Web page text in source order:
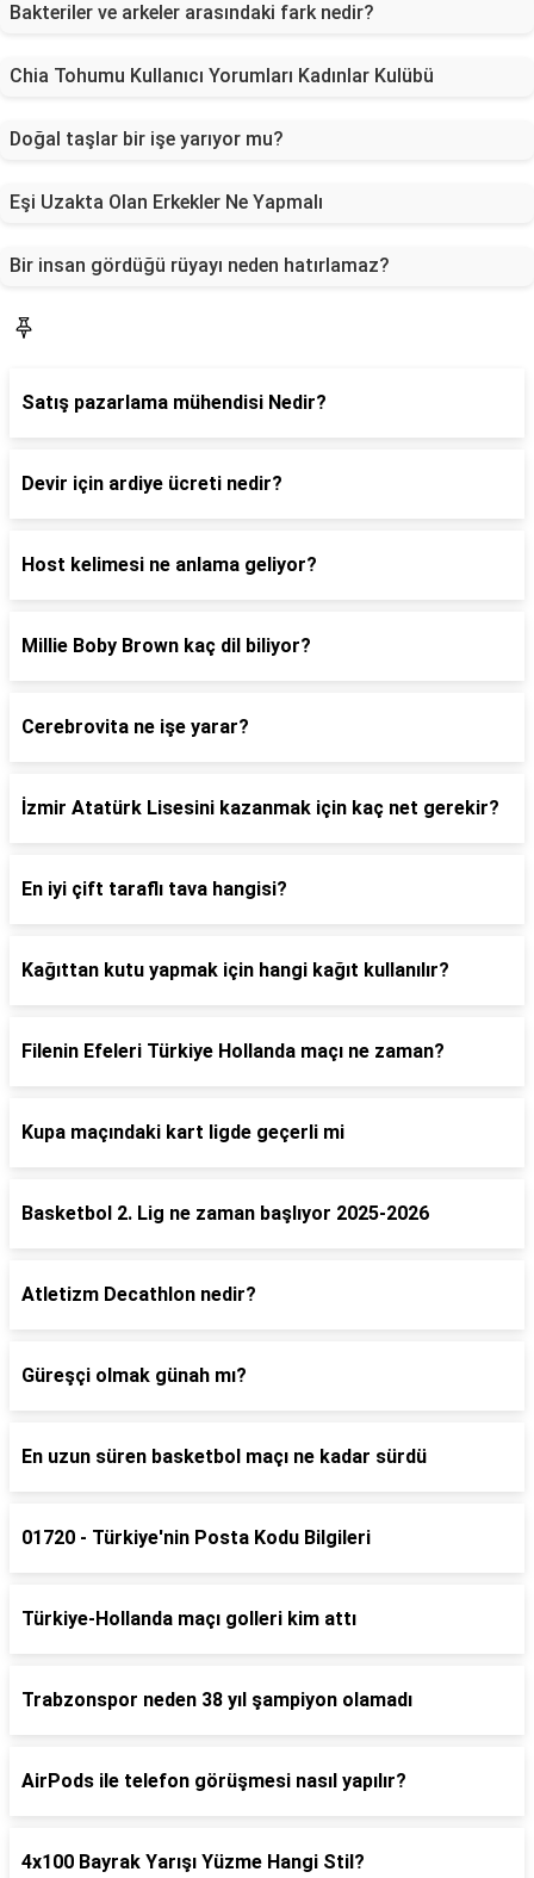
Bakteriler ve arkeler arasındaki fark nedir?
Chia Tohumu Kullanıcı Yorumları Kadınlar Kulübü
Doğal taşlar bir işe yarıyor mu?
Eşi Uzakta Olan Erkekler Ne Yapmalı
Bir insan gördüğü rüyayı neden hatırlamaz?
Satış pazarlama mühendisi Nedir?
Devir için ardiye ücreti nedir?
Host kelimesi ne anlama geliyor?
Millie Boby Brown kaç dil biliyor?
Cerebrovita ne işe yarar?
İzmir Atatürk Lisesini kazanmak için kaç net gerekir?
En iyi çift taraflı tava hangisi?
Kağıttan kutu yapmak için hangi kağıt kullanılır?
Filenin Efeleri Türkiye Hollanda maçı ne zaman?
Kupa maçındaki kart ligde geçerli mi
Basketbol 2. Lig ne zaman başlıyor 2025-2026
Atletizm Decathlon nedir?
Güreşçi olmak günah mı?
En uzun süren basketbol maçı ne kadar sürdü
01720 - Türkiye'nin Posta Kodu Bilgileri
Türkiye-Hollanda maçı golleri kim attı
Trabzonspor neden 38 yıl şampiyon olamadı
AirPods ile telefon görüşmesi nasıl yapılır?
4x100 Bayrak Yarışı Yüzme Hangi Stil?